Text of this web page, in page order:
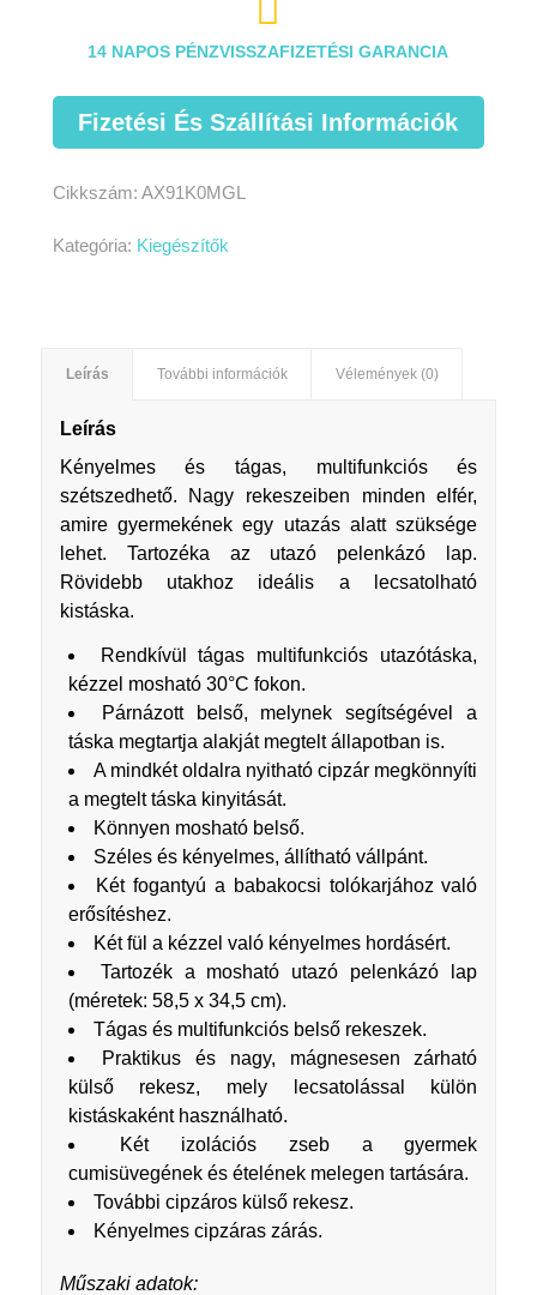

14 NAPOS PÉNZVISSZAFIZETÉSI GARANCIA
Fizetési És Szállítási Információk
Cikkszám: AX91K0MGL
Kategória: Kiegészítők
Leírás További információk Vélemények (0)
Leírás
Kényelmes és tágas, multifunkciós és
szétszedhető. Nagy rekeszeiben minden elfér,
amire gyermekének egy utazás alatt szüksége
lehet. Tartozéka az utazó pelenkázó lap.
Rövidebb utakhoz ideális a lecsatolható
kistáska.
Rendkívül tágas multifunkciós utazótáska,
kézzel mosható 30°C fokon.
Párnázott belső, melynek segítségével a
táska megtartja alakját megtelt állapotban is.
A mindkét oldalra nyitható cipzár megkönnyíti
a megtelt táska kinyitását.
Könnyen mosható belső.
Széles és kényelmes, állítható vállpánt.
Két fogantyú a babakocsi tolókarjához való
erősítéshez.
Két fül a kézzel való kényelmes hordásért.
Tartozék a mosható utazó pelenkázó lap
(méretek: 58,5 x 34,5 cm).
Tágas és multifunkciós belső rekeszek.
Praktikus és nagy, mágnesesen zárható
külső rekesz, mely lecsatolással külön
kistáskaként használható.
Két izolációs zseb a gyermek
cumisüvegének és ételének melegen tartására.
További cipzáros külső rekesz.
Kényelmes cipzáras zárás.
Műszaki adatok: